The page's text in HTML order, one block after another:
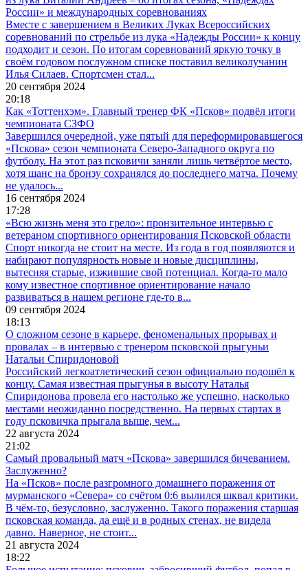
России» и международных соревнованиях
Вместе с завершением в Великих Луках Всероссийских
соревнований по стрельбе из лука «Надежды России» к концу
подходит и сезон. По итогам соревнований яркую точку в
своём годовом послужном списке поставил великолучанин
Илья Силаев. Спортсмен стал...
20 сентября 2024
20:18
Как «Тоттенхэм». Главный тренер ФК «Псков» подвёл итоги
чемпионата СЗФО
Завершился очередной, уже пятый для переформировавшегося
«Пскова» сезон чемпионата Северо-Западного округа по
футболу. На этот раз псковичи заняли лишь четвёртое место,
хотя шанс на бронзу сохранялся до последнего матча. Почему
не удалось...
16 сентября 2024
17:28
«Всю жизнь меня это грело»: пронзительное интервью с
ветераном спортивного ориентирования Псковской области
Спорт никогда не стоит на месте. Из года в год появляются и
набирают популярность новые и новые дисциплины,
вытесняя старые, изжившие свой потенциал. Когда-то мало
кому известное спортивное ориентирование начало
развиваться в нашем регионе где-то в...
09 сентября 2024
18:13
О сложном сезоне в карьере, феноменальных прорывах и
провалах – в интервью с тренером псковской прыгуньи
Натальи Спиридоновой
Российский легкоатлетический сезон официально подошёл к
концу. Самая известная прыгунья в высоту Наталья
Спиридонова провела его настолько же успешно, насколько
местами неожиданно посредственно. На первых стартах в
году псковичка прыгала выше, чем...
22 августа 2024
21:02
Самый провальный матч «Пскова» завершился бичеванием.
Заслуженно?
На «Псков» после разгромного домашнего поражения от
мурманского «Севера» со счётом 0:6 вылился шквал критики.
В чём-то, безусловно, заслуженно. Такого поражения старшая
псковская команда, да ещё и в родных стенах, не видела
давно. Наверное, не стоит...
21 августа 2024
18:22